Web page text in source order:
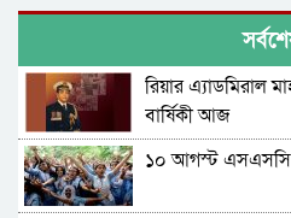
নারী-কাণ্ডে
সিলেটে
কারাগারে
সিলেট ও সুনামগঞ্জে
রিয়ার এ্যাডমিরাল
বার্ষিকী আজ
১০ আগস্ট এসএসসি